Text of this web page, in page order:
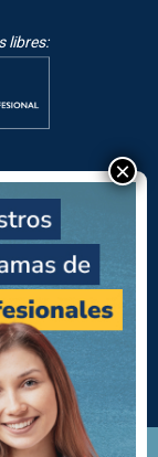
libres: